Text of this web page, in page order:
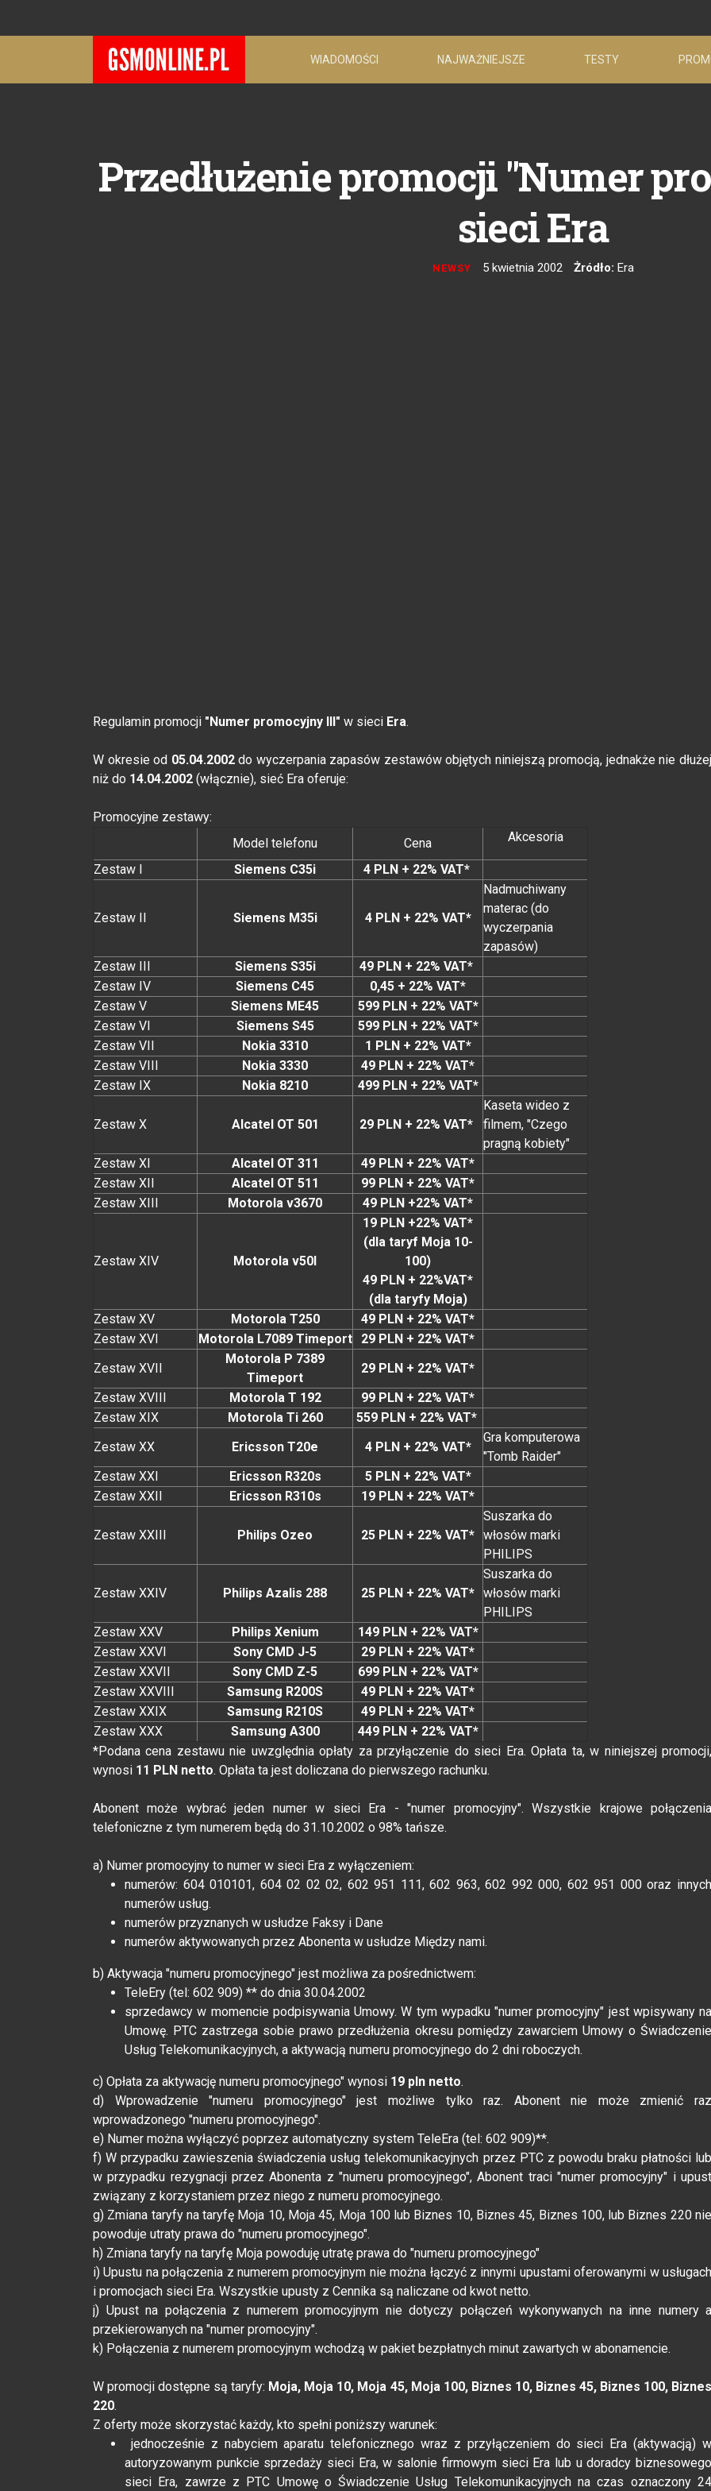
WIADOMOŚCI NAJWAŻNIEJSZE TESTY
Przedłużenie promocji "Numer
sieci Era
NEWSY 5 kwietnia 2002 Żródło: Era
Regulamin promocji "Numer promocyjny III" w sieci Era.
W okresie od 05.04.2002do wyczerpania zapasów zestawów objętych niniejszą promocją, jednakże nie
niż do 14.04.2002 (włącznie), sieć Era oferuje:
Promocyjne zestawy:
Model telefonu
Cena Akcesoria
Zestaw I Siemens C35i 4 PLN + 22% VAT*
Zestaw II Siemens M35i 4 PLN + 22% VAT*
Nadmuchiwany
materac (do
wyczerpania
zapasów)
Zestaw III
Siemens S35i
49 PLN + 22% VAT*
Zestaw IV
Siemens C45
0,45 + 22% VAT*
Zestaw V
Siemens ME45
599 PLN + 22% VAT*
Zestaw VI
Siemens S45
599 PLN + 22% VAT*
Zestaw VII
Nokia 3310
1 PLN + 22% VAT*
Zestaw VIII
Nokia 3330
49 PLN + 22% VAT*
Zestaw IX
Nokia 8210 499 PLN + 22% VAT*
Zestaw X Alcatel OT 501 29 PLN + 22% VAT*
Kaseta wideo z
filmem, "Czego
pragną kobiety"
Zestaw XI
Alcatel OT 311
49 PLN + 22% VAT*
Zestaw XII
Alcatel OT 511
99 PLN + 22% VAT*
Zestaw XIII
Motorola v3670 49 PLN +22% VAT*
Zestaw XIV Motorola v50l
19 PLN +22% VAT*
(dla taryf Moja 10-
100)
49 PLN + 22%VAT*
(dla taryfy Moja)
Zestaw XV
Motorola T250
49 PLN + 22% VAT*
Zestaw XVI
Motorola L7089 Timeport
29 PLN + 22% VAT*
Zestaw XVII
Motorola P 7389
Timeport
29 PLN + 22% VAT*
Zestaw XVIII
Motorola T 192
99 PLN + 22% VAT*
Zestaw XIX
Motorola Ti 260
559 PLN + 22% VAT*
Zestaw XX
Ericsson T20e 4 PLN + 22% VAT*
Gra komputerowa
"Tomb Raider"
Zestaw XXI
Ericsson R320s
5 PLN + 22% VAT*
Zestaw XXII
Ericsson R310s 19 PLN + 22% VAT*
Zestaw XXIII Philips Ozeo 25 PLN + 22% VAT*
Suszarka do
włosów marki
PHILIPS
Zestaw XXIV Philips Azalis 288 25 PLN + 22% VAT*
Suszarka do
włosów marki
PHILIPS
Zestaw XXV
Philips Xenium
149 PLN + 22% VAT*
Zestaw XXVI
Sony CMD J-5
29 PLN + 22% VAT*
Zestaw XXVII
Sony CMD Z-5
699 PLN + 22% VAT*
Zestaw XXVIII
Samsung R200S
49 PLN + 22% VAT*
Zestaw XXIX
Samsung R210S
49 PLN + 22% VAT*
Zestaw XXX
Samsung A300
449 PLN + 22% VAT*
*Podana cena zestawu nie uwzględnia opłaty za przyłączenie do sieci Era. Opłata ta, w niniejszej promocji,
wynosi 11 PLN netto. Opłata ta jest doliczana do pierwszego rachunku.
Abonent może wybrać jeden numer w sieci Era - "numer promocyjny". Wszystkie krajowe połączenia
telefoniczne z tym numerem będą do 31.10.2002 o 98% tańsze.
a) Numer promocyjny to numer w sieci Era z wyłączeniem:
numerów: 604 010101, 604 02 02 02, 602 951 111, 602 963, 602 992 000, 602 951 000 oraz innych
numerów usług.
numerów przyznanych w usłudze Faksy i Dane
numerów aktywowanych przez Abonenta w usłudze Między nami.
b) Aktywacja "numeru promocyjnego" jest możliwa za pośrednictwem:
TeleEry (tel: 602 909) ** do dnia 30.04.2002
sprzedawcy w momencie podpisywania Umowy. W tym wypadku "numer promocyjny" jest wpisywany na
Umowę. PTC zastrzega sobie prawo przedłużenia okresu pomiędzy zawarciem Umowy o Świadczenie
Usług Telekomunikacyjnych, a aktywacją numeru promocyjnego do 2 dni roboczych.
c) Opłata za aktywację numeru promocyjnego" wynosi 19 pln netto.
d) Wprowadzenie "numeru promocyjnego" jest możliwe tylko raz. Abonent nie może zmienić raz
wprowadzonego "numeru promocyjnego".
e) Numer można wyłączyć poprzez automatyczny system TeleEra (tel: 602 909)**.
f) W przypadku zawieszenia świadczenia usług telekomunikacyjnych przez PTC z powodu braku płatności lub
w przypadku rezygnacji przez Abonenta z "numeru promocyjnego", Abonent traci "numer promocyjny" i upust
związany z korzystaniem przez niego z numeru promocyjnego.
g) Zmiana taryfy na taryfę Moja 10, Moja 45, Moja 100 lub Biznes 10, Biznes 45, Biznes 100, lub Biznes 220 nie
powoduje utraty prawa do "numeru promocyjnego".
h) Zmiana taryfy na taryfę Moja powoduję utratę prawa do "numeru promocyjnego"
i) Upustu na połączenia z numerem promocyjnym nie można łączyć z innymi upustami oferowanymi w usługach
i promocjach sieci Era. Wszystkie upusty z Cennika są naliczane od kwot netto.
j) Upust na połączenia z numerem promocyjnym nie dotyczy połączeń wykonywanych na inne numery a
przekierowanych na "numer promocyjny".
k) Połączenia z numerem promocyjnym wchodzą w pakiet bezpłatnych minut zawartych w abonamencie.
W promocji dostępne są taryfy: Moja, Moja 10, Moja 45, Moja 100, Biznes 10, Biznes 45, Biznes 100,
220.
Z oferty może skorzystać każdy, kto spełni poniższy warunek:
jednocześnie z nabyciem aparatu telefonicznego wraz z przyłączeniem do sieci Era (aktywacją) w
autoryzowanym punkcie sprzedaży sieci Era, w salonie firmowym sieci Era lub u doradcy biznesowego
sieci Era, zawrze z PTC Umowę o Świadczenie Usług Telekomunikacyjnych na czas oznaczony 24